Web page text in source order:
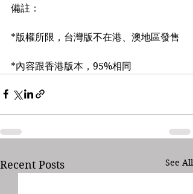
備註：
*版權所限，台灣版不在港、澳地區發售
*內容跟香港版本，95%相同
Recent Posts See All